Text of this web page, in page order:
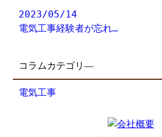
2023/05/14
電気工事経験者が忘れ…
コラムカテゴリ―
電気工事